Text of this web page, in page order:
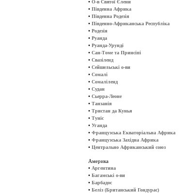
• О-в Святої Єлени
• Південна Африка
• Південна Родезія
• Південно-Африканська Республіка
• Родезія
• Руанда
• Руанда-Урунді
• Сан-Томе та Принсіпі
• Свазіленд
• Сейшельські о-ви
• Сомалі
• Сомаліленд
• Судан
• Сьерра-Леоне
• Танзанія
• Тристан да Кунья
• Туніс
• Уганда
• Французська Екваторіальна Африка
• Французська Західна Африка
• Центрально Африканський союз
Америка
• Аргентина
• Багамські о-ви
• Барбадос
• Беліз (Британський Гондурас)